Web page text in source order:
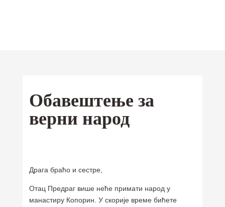
Ваши омиљени текстови од сада и
Обавештење за
верни народ
Драга браћо и сестре,
Отац Предраг више неће примати народ у
манастиру Копорин. У скорије време бићете